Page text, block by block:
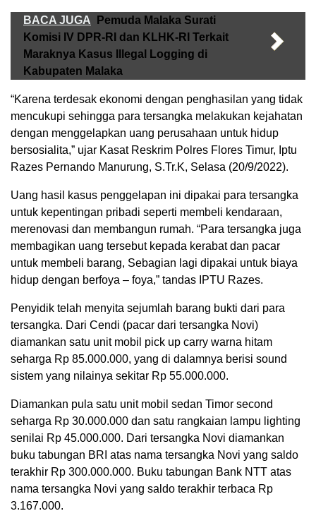
BACA JUGA
Pemuda Malaka Surati
Komisi IV DPR-RI dan KLHK-RI Terkait
Maraknya Kasus Illegal Logging di
Kabupaten Malaka
“Karena terdesak ekonomi dengan penghasilan yang tidak
mencukupi sehingga para tersangka melakukan kejahatan
dengan menggelapkan uang perusahaan untuk hidup
bersosialita,” ujar Kasat Reskrim Polres Flores Timur, Iptu
Razes Pernando Manurung, S.Tr.K, Selasa (20/9/2022).
Uang hasil kasus penggelapan ini dipakai para tersangka
untuk kepentingan pribadi seperti membeli kendaraan,
merenovasi dan membangun rumah. “Para tersangka juga
membagikan uang tersebut kepada kerabat dan pacar
untuk membeli barang, Sebagian lagi dipakai untuk biaya
hidup dengan berfoya – foya,” tandas IPTU Razes.
Penyidik telah menyita sejumlah barang bukti dari para
tersangka. Dari Cendi (pacar dari tersangka Novi)
diamankan satu unit mobil pick up carry warna hitam
seharga Rp 85.000.000, yang di dalamnya berisi sound
sistem yang nilainya sekitar Rp 55.000.000.
Diamankan pula satu unit mobil sedan Timor second
seharga Rp 30.000.000 dan satu rangkaian lampu lighting
senilai Rp 45.000.000. Dari tersangka Novi diamankan
buku tabungan BRI atas nama tersangka Novi yang saldo
terakhir Rp 300.000.000. Buku tabungan Bank NTT atas
nama tersangka Novi yang saldo terakhir terbaca Rp
3.167.000.